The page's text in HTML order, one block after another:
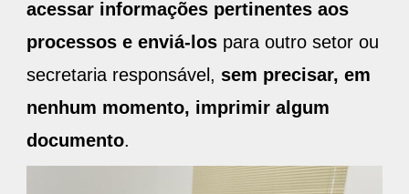
acessar informações pertinentes aos
processos e enviá-los para outro setor ou
secretaria responsável, sem precisar, em
nenhum momento, imprimir algum
documento.